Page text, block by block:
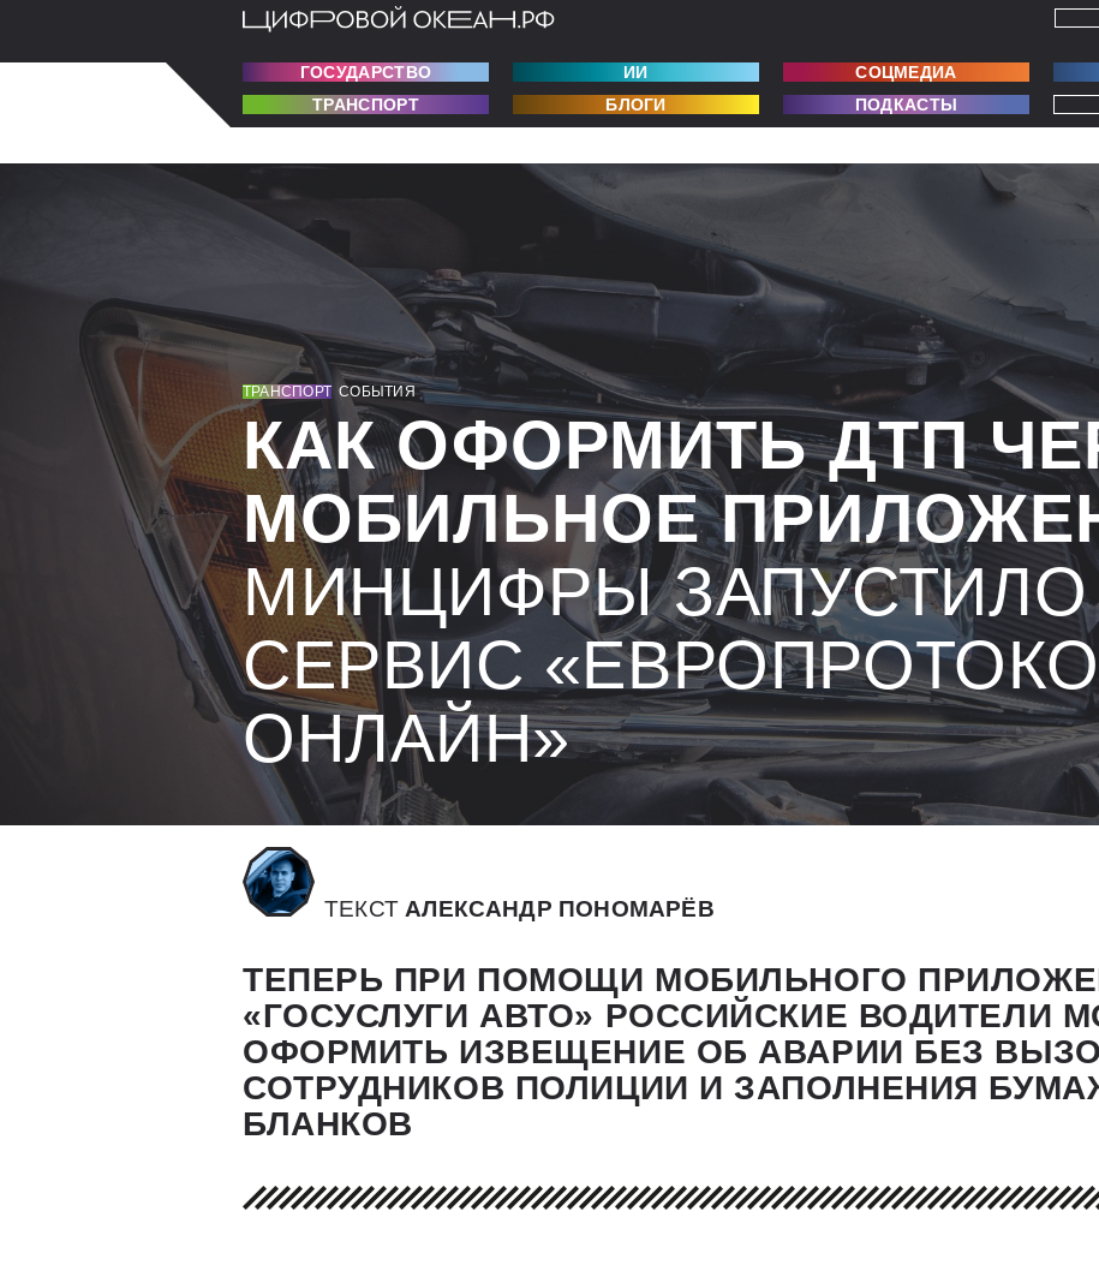
ГОСУДАРСТВО ИИ СОЦМЕДИА
ТРАНСПОРТ
БЛОГИ ПОДКАСТЫ
ТРАНСПОРТ СОБЫТИЯ
КАК ОФОРМИТЬ ДТП
МОБИЛЬНОЕ
МИНЦИФРЫ ЗАПУСТИЛО
СЕРВИС
ОНЛАЙН»
ТЕКСТ АЛЕКСАНДР ПОНОМАРЁВ
ТЕПЕРЬ ПРИ ПОМОЩИ МОБИЛЬНОГО
«ГОСУСЛУГИ АВТО» РОССИЙСКИЕ ВОДИТЕЛИ
ОФОРМИТЬ ИЗВЕЩЕНИЕ ОБ АВАРИИ БЕЗ
СОТРУДНИКОВ ПОЛИЦИИ И ЗАПОЛНЕНИЯ
БЛАНКОВ